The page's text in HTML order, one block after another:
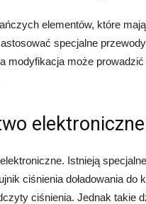
elementów, które
specjalne
modyfikacja może
elektroniczne
Istnieją
ciśnienia doładowania
ciśnienia. Jednak takie